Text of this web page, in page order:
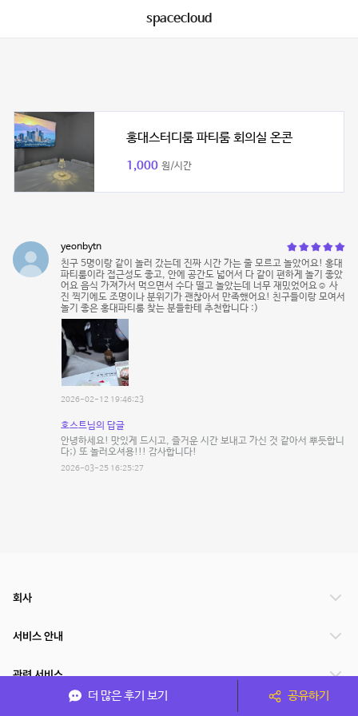
spacecloud
홍대스터디룸 파티룸 회의실 온콘
1,000 원/시간
yeonbytn
친구 5명이랑 같이 놀러 갔는데 진짜 시간 가는 줄 모르고 놀았어요! 홍대
파티룸이라 접근성도 좋고, 안에 공간도 넓어서 다 같이 편하게 놀기 좋았
어요 음식 가져가서 먹으면서 수다 떨고 놀았는데 너무 재밌었어요☺️ 사
진 찍기에도 조명이나 분위기가 괜찮아서 만족했어요! 친구들이랑 모여서
놀기 좋은 홍대파티룸 찾는 분들한테 추천합니다 :)
2026-02-12 19:46:23
호스트님의 답글
안녕하세요! 맛있게 드시고, 즐거운 시간 보내고 가신 것 같아서 뿌듯합니
다;) 또 놀러오셔용!!! 감사합니다!
2026-03-25 16:25:27
더 많은 후기 보기 공유하기
회사
서비스 안내
관련 서비스